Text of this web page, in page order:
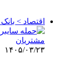
اقتصاد >
۱۴۰۵/۰۳/۲۳